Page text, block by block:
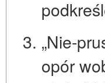
„Nie-
opór